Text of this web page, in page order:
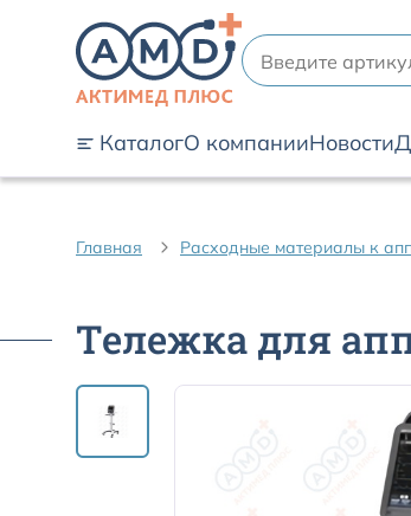
КаталогО компанииНовости
Главная Расходные материалы к
Тележка для